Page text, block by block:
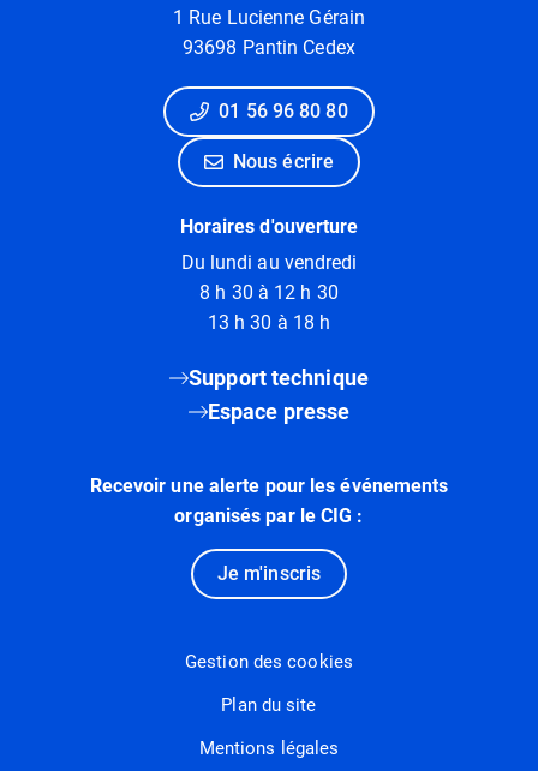
1 Rue Lucienne Gérain
93698 Pantin Cedex
01 56 96 80 80
Nous écrire
Horaires d'ouverture
Du lundi au vendredi
8 h 30 à 12 h 30
13 h 30 à 18 h
Support technique
Espace presse
Recevoir une alerte pour les événements
organisés par le CIG :
Je m'inscris
Gestion des cookies
Plan du site
Mentions légales